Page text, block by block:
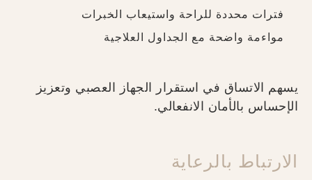
فترات محددة للراحة واستيعاب الخبرات
مواءمة واضحة مع الجداول العلاجية
يسهم الاتساق في استقرار الجهاز العصبي وتعزيز
الإحساس بالأمان الانفعالي.
الارتباط بالرعاية